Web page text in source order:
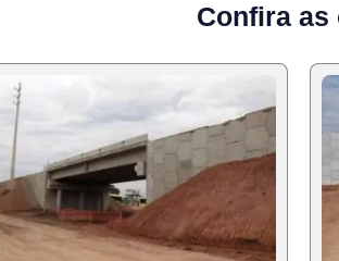
Confira as